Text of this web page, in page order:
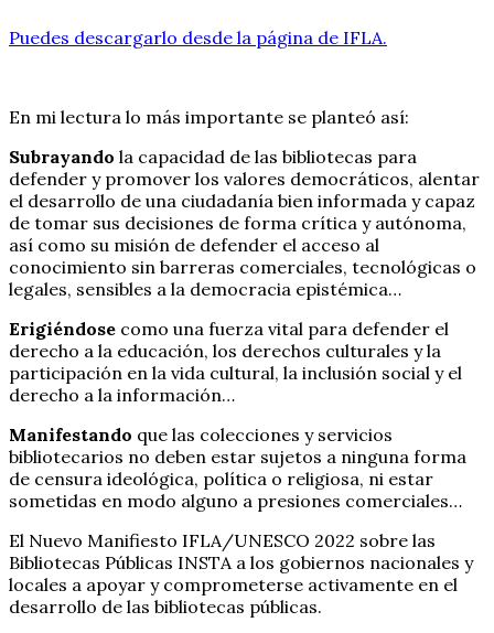
Puedes descargarlo desde la página de IFLA.
En mi lectura lo más importante se planteó así:
Subrayando la capacidad de las bibliotecas para
defender y promover los valores democráticos, alentar
el desarrollo de una ciudadanía bien informada y capaz
de tomar sus decisiones de forma crítica y autónoma,
así como su misión de defender el acceso al
conocimiento sin barreras comerciales, tecnológicas o
legales, sensibles a la democracia epistémica…
Erigiéndose como una fuerza vital para defender el
derecho a la educación, los derechos culturales y la
participación en la vida cultural, la inclusión social y el
derecho a la información…
Manifestando que las colecciones y servicios
bibliotecarios no deben estar sujetos a ninguna forma
de censura ideológica, política o religiosa, ni estar
sometidas en modo alguno a presiones comerciales…
El Nuevo Manifiesto IFLA/UNESCO 2022 sobre las
Bibliotecas Públicas INSTA a los gobiernos nacionales y
locales a apoyar y comprometerse activamente en el
desarrollo de las bibliotecas públicas.